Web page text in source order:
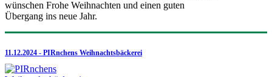
wünschen Frohe Weihnachten und einen guten
Übergang ins neue Jahr.
11.12.2024 - PIRnchens Weihnachtsbäckerei